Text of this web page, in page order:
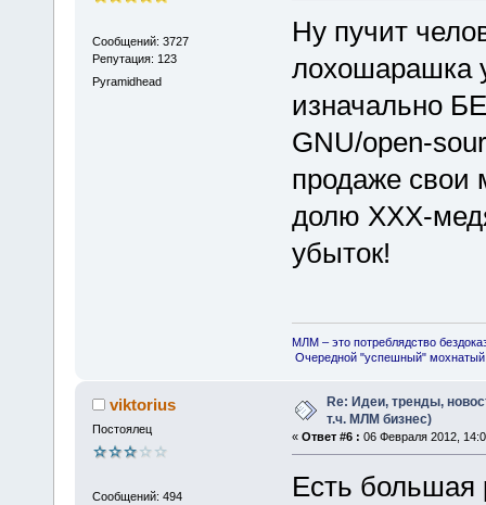
Сообщений: 3727
Репутация: 123
Pyramidhead
Ну пучит
лохошарашка
изначально
GNU/open-
продаже свои
долю ХХХ-
убыток!
МЛМ – это потреблядство
Очередной "успешный"
viktorius
Постоялец
Сообщений: 494
Re: Идеи, тренды,
т.ч. МЛМ бизнес)
« Ответ #6 : 06 Февраля 2012,
Есть большая